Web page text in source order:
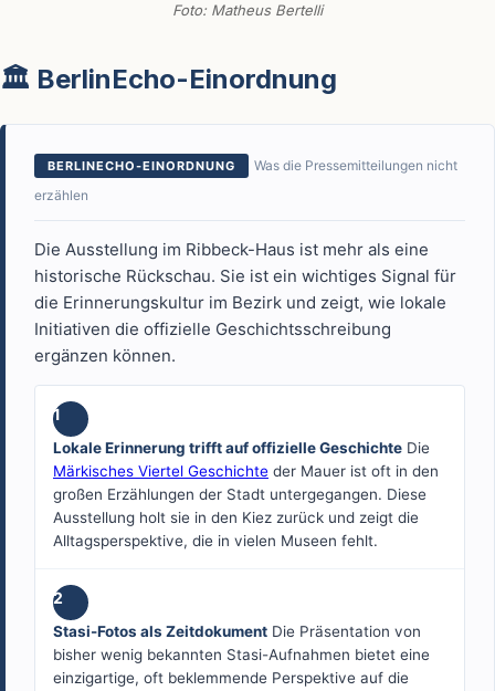
Foto: Matheus Bertelli
🏛️ BerlinEcho-Einordnung
BERLINECHO-EINORDNUNG
Was die Pressemitteilungen nicht
erzählen
Die Ausstellung im Ribbeck-Haus ist mehr als eine
historische Rückschau. Sie ist ein wichtiges Signal für
die Erinnerungskultur im Bezirk und zeigt, wie lokale
Initiativen die offizielle Geschichtsschreibung
ergänzen können.
1
Lokale Erinnerung trifft auf offizielle Geschichte Die
Märkisches Viertel Geschichte der Mauer ist oft in den
großen Erzählungen der Stadt untergegangen. Diese
Ausstellung holt sie in den Kiez zurück und zeigt die
Alltagsperspektive, die in vielen Museen fehlt.
2
Stasi-Fotos als Zeitdokument Die Präsentation von
bisher wenig bekannten Stasi-Aufnahmen bietet eine
einzigartige, oft beklemmende Perspektive auf die